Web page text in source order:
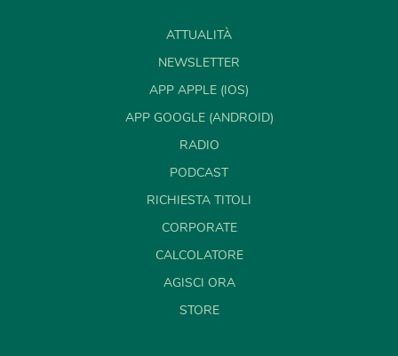
ATTUALITÀ
NEWSLETTER
APP APPLE (IOS)
APP GOOGLE (ANDROID)
RADIO
PODCAST
RICHIESTA TITOLI
CORPORATE
CALCOLATORE
AGISCI ORA
STORE